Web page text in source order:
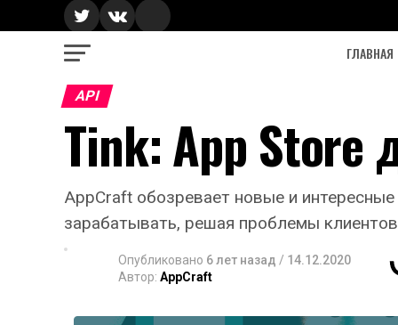
ГЛАВНАЯ
API
Tink: App Store
AppCraft обозревает новые и
зарабатывать, решая проблемы
Опубликовано 6 лет назад / 14.12.2020
Автор: AppCraft